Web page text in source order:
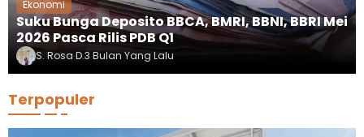
Ekonomi
Suku Bunga Deposito BBCA, BMRI, BBNI, BBRI Mei
2026 Pasca Rilis PDB Q1
S. Rosa D.3 Bulan Yang Lalu
Terpopuler